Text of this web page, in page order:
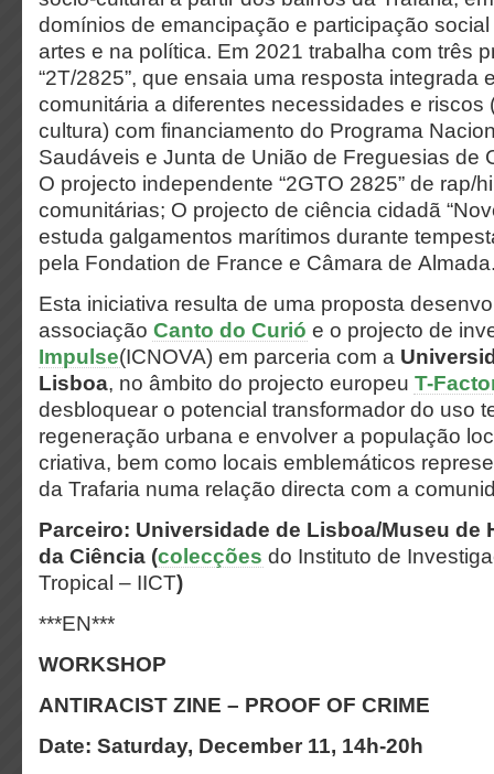
domínios de emancipação e participação
artes e na política. Em 2021 trabalha com três
“2T/2825”, que ensaia uma resposta integrada
comunitária a diferentes necessidades e riscos
cultura) com financiamento do Programa
Saudáveis e Junta de União de Freguesias de
O projecto independente “2GTO 2825” de rap/
comunitárias; O projecto de ciência cidadã
estuda galgamentos marítimos durante
pela Fondation de France e Câmara de
Esta iniciativa resulta de uma proposta
associação Canto do Curió e o projecto de
Impulse(ICNOVA) em parceria com a
Lisboa, no âmbito do projecto europeu T-
desbloquear o potencial transformador do uso
regeneração urbana e envolver a população
criativa, bem como locais emblemáticos
da Trafaria numa relação directa com a
Parceiro: Universidade de Lisboa/Museu de
da Ciência (colecções do Instituto de
Tropical – IICT)
***EN***
WORKSHOP
ANTIRACIST ZINE – PROOF OF CRIME
Date: Saturday, December 11, 14h-20h